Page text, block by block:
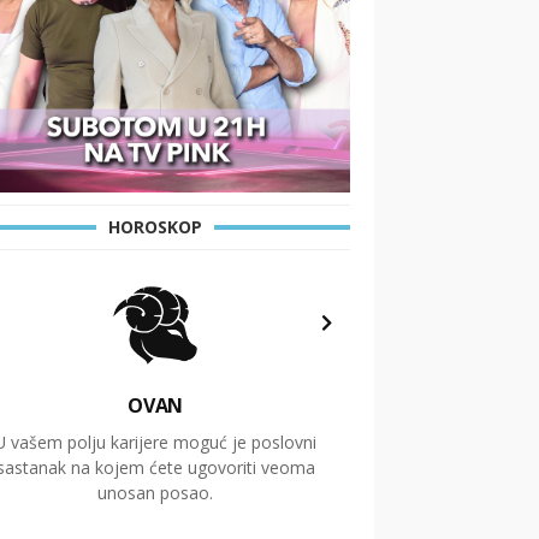
HOROSKOP
OVAN
vašem polju karijere moguć je poslovni
na kojem ćete ugovoriti veoma
unosan posao.